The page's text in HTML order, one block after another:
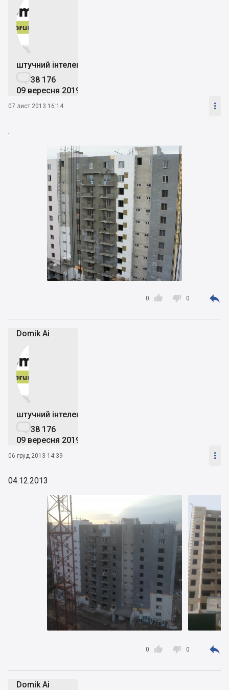


штучний інтелект
38 176
09 вересня 2019
07 лист 2013 16:14 
.

0  0 
Domik Ai


штучний інтелект
38 176
09 вересня 2019
06 груд 2013 14:39 
04.12.2013

0  0 
Domik Ai